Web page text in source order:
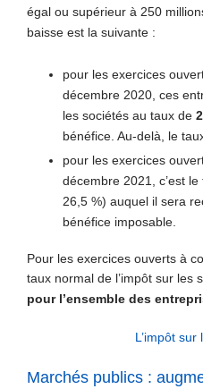
égal ou supérieur à 250
baisse est la suivante :
pour les exercices
décembre 2020, ces
les sociétés au taux de
bénéfice. Au-delà, le
pour les exercices
décembre 2021, c’est le
26,5 %) auquel il sera
bénéfice imposable.
Pour les exercices ouverts à
taux normal de l’impôt sur les
pour l’ensemble des
L’impôt sur
Marchés publics :